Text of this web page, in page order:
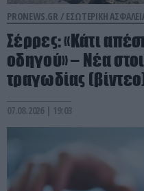
PRONEWS.GR / ΕΣΩΤΕΡΙΚΗ
Σέρρες: «Κάτι
οδηγού» – Νέα
τραγωδίας
07.08.2026 | 19:03